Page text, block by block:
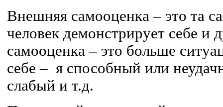
Внешняя самооценка – это та
человек демонстрирует себе и
самооценка – это больше
себе – я способный или
слабый и т.д.